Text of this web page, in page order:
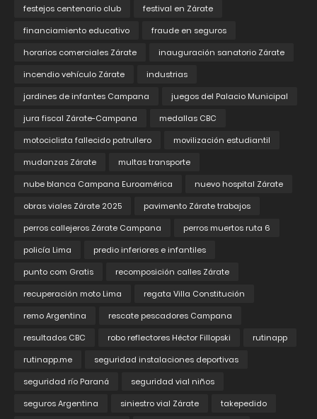
festejos centenario club
festival en Zárate
financiamiento educativo
fraude en seguros
horarios comerciales Zárate
inauguración sanatorio Zárate
incendio vehículo Zárate
industrias
jardines de infantes Campana
juegos del Palacio Municipal
jura fiscal Zárate-Campana
medallas CBC
motociclista fallecido patrullero
movilización estudiantil
mudanzas Zárate
multas transporte
nube blanca Campana Euroamérica
nuevo hospital Zárate
obras viales Zárate 2025
pavimento Zárate trabajos
perros callejeros Zárate Campana
perros muertos ruta 6
policía Lima
predio inferiores e infantiles
punto com Gratis
recomposición calles Zárate
recuperación moto Lima
regata Villa Constitución
remo Argentina
rescate pescadores Campana
resultados CBC
robo reflectores Héctor Fillopski
rutinapp
rutinapp.me
seguridad instalaciones deportivas
seguridad río Paraná
seguridad vial niños
seguros Argentina
siniestro vial Zárate
takepedido